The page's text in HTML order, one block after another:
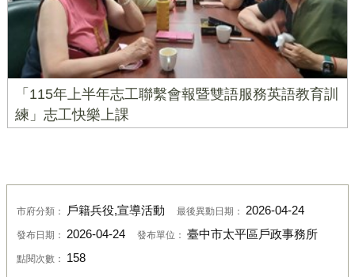
「115年上半年志工聯繫會報暨雙語服務英語教育訓
練」志工快樂上課
市府分類： 戶籍兵役,宣導活動 最後異動日期： 2026-04-24
發布日期： 2026-04-24 發布單位： 臺中市太平區戶政事務所
點閱次數： 158